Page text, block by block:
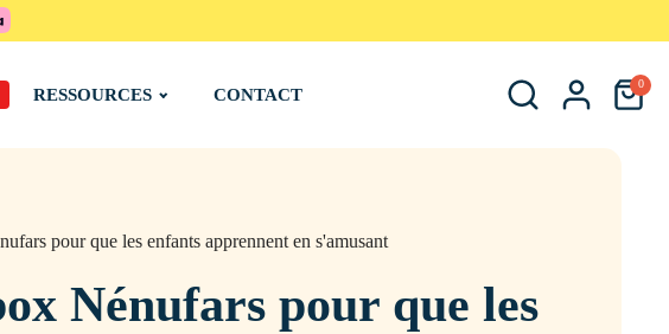
RESSOURCES CONTACT
0
pour que les enfants apprennent en s'amusant
Nénufars pour que les